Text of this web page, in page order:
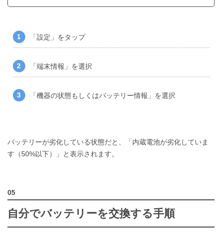
「設定」をタップ
「端末情報」を選択
「機器の状態もしくはバッテリー情報」を選択
バッテリーが劣化している状態だと、「内蔵電池が劣化していま
す（50%以下）」と表示されます。
自分でバッテリーを交換する手順